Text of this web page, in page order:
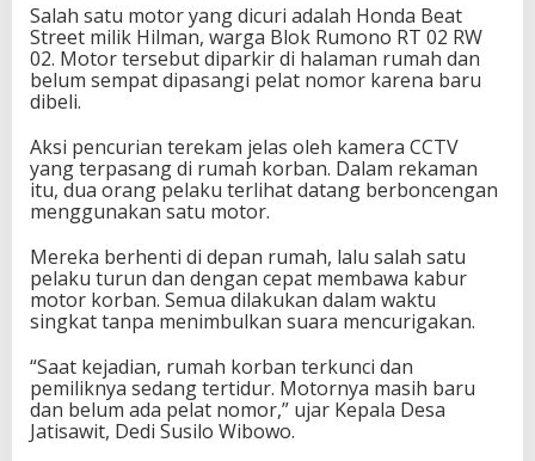
Salah satu motor yang dicuri adalah Honda Beat
Street milik Hilman, warga Blok Rumono RT 02 RW
02. Motor tersebut diparkir di halaman rumah dan
belum sempat dipasangi pelat nomor karena baru
dibeli.
Aksi pencurian terekam jelas oleh kamera CCTV
yang terpasang di rumah korban. Dalam rekaman
itu, dua orang pelaku terlihat datang berboncengan
menggunakan satu motor.
Mereka berhenti di depan rumah, lalu salah satu
pelaku turun dan dengan cepat membawa kabur
motor korban. Semua dilakukan dalam waktu
singkat tanpa menimbulkan suara mencurigakan.
“Saat kejadian, rumah korban terkunci dan
pemiliknya sedang tertidur. Motornya masih baru
dan belum ada pelat nomor,” ujar Kepala Desa
Jatisawit, Dedi Susilo Wibowo.